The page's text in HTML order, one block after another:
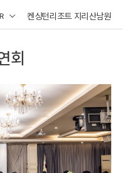
켄싱턴리조트 지리산남원
회